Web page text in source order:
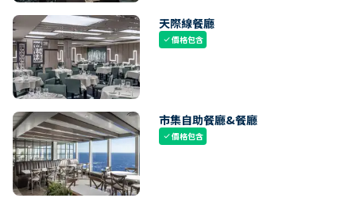
天際線餐廳
check價格包含
市集自助餐廳&餐廳
check價格包含